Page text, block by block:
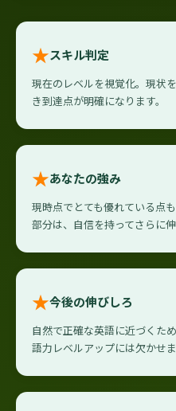
★スキル判定
現在のレベルを視覚化。現状
き到達点が明確になります。
★あなたの強み
現時点でとても優れている点
部分は、自信を持ってさらに
★今後の伸びしろ
自然で正確な英語に近づくた
語力レベルアップには欠かせま